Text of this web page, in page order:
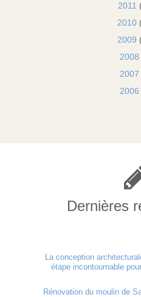
2011
2010
2009
2008
2007
2006
Dernières
La conception
étape incontournable
Rénovation du moulin de